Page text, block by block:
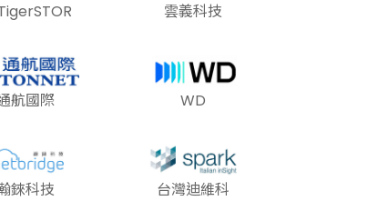
雲義科技
航國際 WD
錸科技 台灣迪維科